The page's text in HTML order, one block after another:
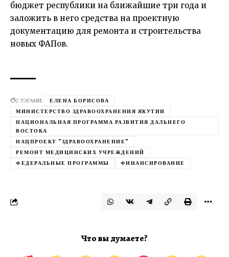
бюджет республики на ближайшие три года и
заложить в него средства на проектную
документацию для ремонта и строительства
новых ФАПов.
С ТЭГАМИ:
ЕЛЕНА БОРИСОВА
МИНИСТЕРСТВО ЗДРАВООХРАНЕНИЯ ЯКУТИИ
НАЦИОНАЛЬНАЯ ПРОГРАММА РАЗВИТИЯ ДАЛЬНЕГО
ВОСТОКА
НАЦПРОЕКТ "ЗДРАВООХРАНЕНИЕ"
РЕМОНТ МЕДИЦИНСКИХ УЧРЕЖДЕНИЙ
ФЕДЕРАЛЬНЫЕ ПРОГРАММЫ
ФИНАНСИРОВАНИЕ
Что вы думаете?